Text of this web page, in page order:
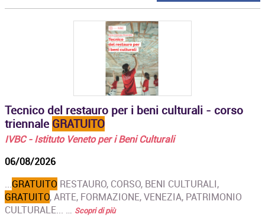
Tecnico del restauro per i beni culturali - corso
triennale GRATUITO
IVBC - Istituto Veneto per i Beni Culturali
06/08/2026
...GRATUITO RESTAURO, CORSO, BENI CULTURALI,
GRATUITO, ARTE, FORMAZIONE, VENEZIA, PATRIMONIO
CULTURALE... … Scopri di più